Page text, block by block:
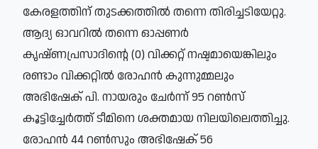
കേരളത്തിന് തുടക്കത്തിൽ തന്നെ തിരിച്ചടിയേറ്റു.
ആദ്യ ഓവറിൽ തന്നെ ഓപ്പണർ
കൃഷ്ണപ്രസാദിന്റെ (0) വിക്കറ്റ് നഷ്ടമായെങ്കിലും
രണ്ടാം വിക്കറ്റിൽ രോഹൻ കുന്നുമ്മലും
അഭിഷേക് പി. നായരും ചേർന്ന് 95 റൺസ്
കൂട്ടിച്ചേർത്ത് ടീമിനെ ശക്തമായ നിലയിലെത്തിച്ചു.
രോഹൻ 44 റൺസും അഭിഷേക് 56